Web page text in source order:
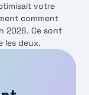
votre
comment
2026. Ce sont
les deux.